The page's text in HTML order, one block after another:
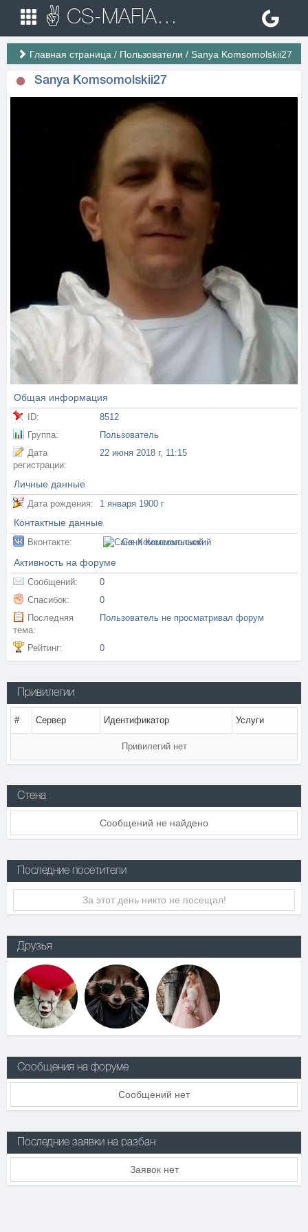
✌ CS-MAFIA.RU ✌ Игровые сервера Counter Strike 1.6
Главная страница / Пользователи / Sanya Komsomolskii27
Sanya Komsomolskii27
Общая информация
ID:
8512
Группа:
Пользователь
Дата
регистрации:
22 июня 2018 г, 11:15
Личные данные
Дата рождения: 1 января 1900 г
Контактные данные
Вконтакте: Саня Комсомольский
Активность на форуме
Сообщений:
0
Спасибок:
0
Последняя
тема:
Пользователь не просматривал форум
Рейтинг: 0
Привилегии
# Сервер Идентификатор Услуги
Привилегий нет
Стена
Сообщений не найдено
Последние посетители
За этот день никто не посещал!
Друзья
Сообщения на форуме
Сообщений нет
Последние заявки на разбан
Заявок нет